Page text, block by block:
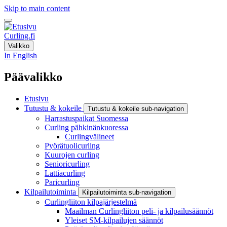
Skip to main content
Curling.fi
Valikko
In English
Päävalikko
Etusivu
Tutustu & kokeile
Tutustu & kokeile sub-navigation
Harrastuspaikat Suomessa
Curling pähkinänkuoressa
Curlingvälineet
Pyörätuolicurling
Kuurojen curling
Senioricurling
Lattiacurling
Paricurling
Kilpailutoiminta
Kilpailutoiminta sub-navigation
Curlingliiton kilpajärjestelmä
Maailman Curlingliiton peli- ja kilpailusäännöt
Yleiset SM-kilpailujen säännöt